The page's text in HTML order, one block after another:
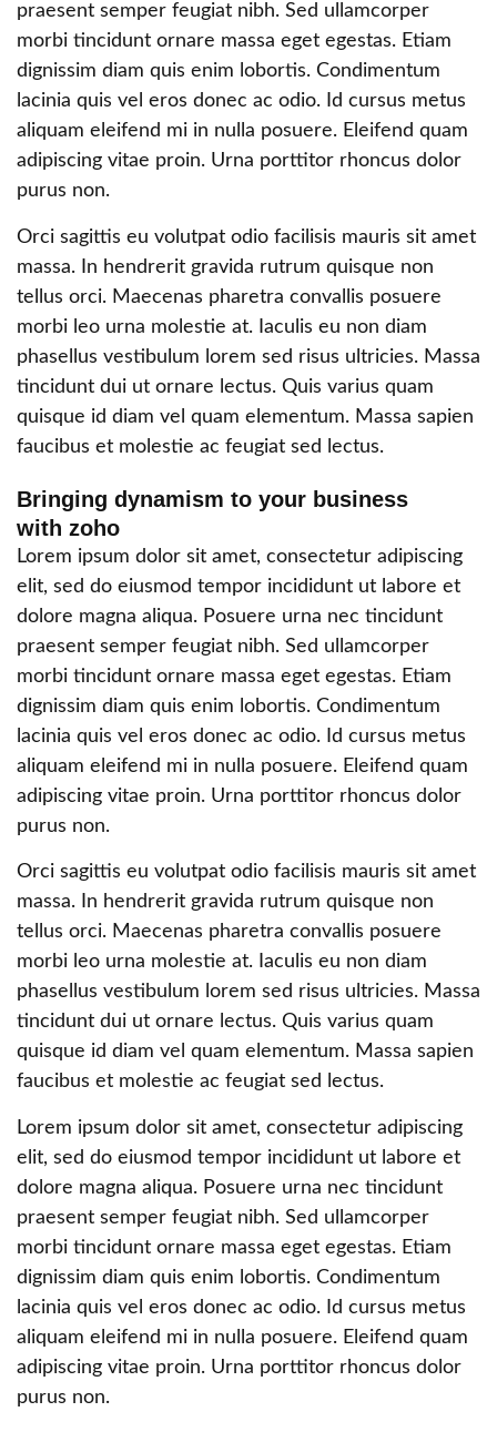
praesent semper feugiat nibh. Sed ullamcorper
morbi tincidunt ornare massa eget egestas. Etiam
dignissim diam quis enim lobortis. Condimentum
lacinia quis vel eros donec ac odio. Id cursus metus
aliquam eleifend mi in nulla posuere. Eleifend quam
adipiscing vitae proin. Urna porttitor rhoncus dolor
purus non.
Orci sagittis eu volutpat odio facilisis mauris sit amet
massa. In hendrerit gravida rutrum quisque non
tellus orci. Maecenas pharetra convallis posuere
morbi leo urna molestie at. Iaculis eu non diam
phasellus vestibulum lorem sed risus ultricies. Massa
tincidunt dui ut ornare lectus. Quis varius quam
quisque id diam vel quam elementum. Massa sapien
faucibus et molestie ac feugiat sed lectus.
Bringing dynamism to your business
with zoho
Lorem ipsum dolor sit amet, consectetur adipiscing
elit, sed do eiusmod tempor incididunt ut labore et
dolore magna aliqua. Posuere urna nec tincidunt
praesent semper feugiat nibh. Sed ullamcorper
morbi tincidunt ornare massa eget egestas. Etiam
dignissim diam quis enim lobortis. Condimentum
lacinia quis vel eros donec ac odio. Id cursus metus
aliquam eleifend mi in nulla posuere. Eleifend quam
adipiscing vitae proin. Urna porttitor rhoncus dolor
purus non.
Orci sagittis eu volutpat odio facilisis mauris sit amet
massa. In hendrerit gravida rutrum quisque non
tellus orci. Maecenas pharetra convallis posuere
morbi leo urna molestie at. Iaculis eu non diam
phasellus vestibulum lorem sed risus ultricies. Massa
tincidunt dui ut ornare lectus. Quis varius quam
quisque id diam vel quam elementum. Massa sapien
faucibus et molestie ac feugiat sed lectus.
Lorem ipsum dolor sit amet, consectetur adipiscing
elit, sed do eiusmod tempor incididunt ut labore et
dolore magna aliqua. Posuere urna nec tincidunt
praesent semper feugiat nibh. Sed ullamcorper
morbi tincidunt ornare massa eget egestas. Etiam
dignissim diam quis enim lobortis. Condimentum
lacinia quis vel eros donec ac odio. Id cursus metus
aliquam eleifend mi in nulla posuere. Eleifend quam
adipiscing vitae proin. Urna porttitor rhoncus dolor
purus non.